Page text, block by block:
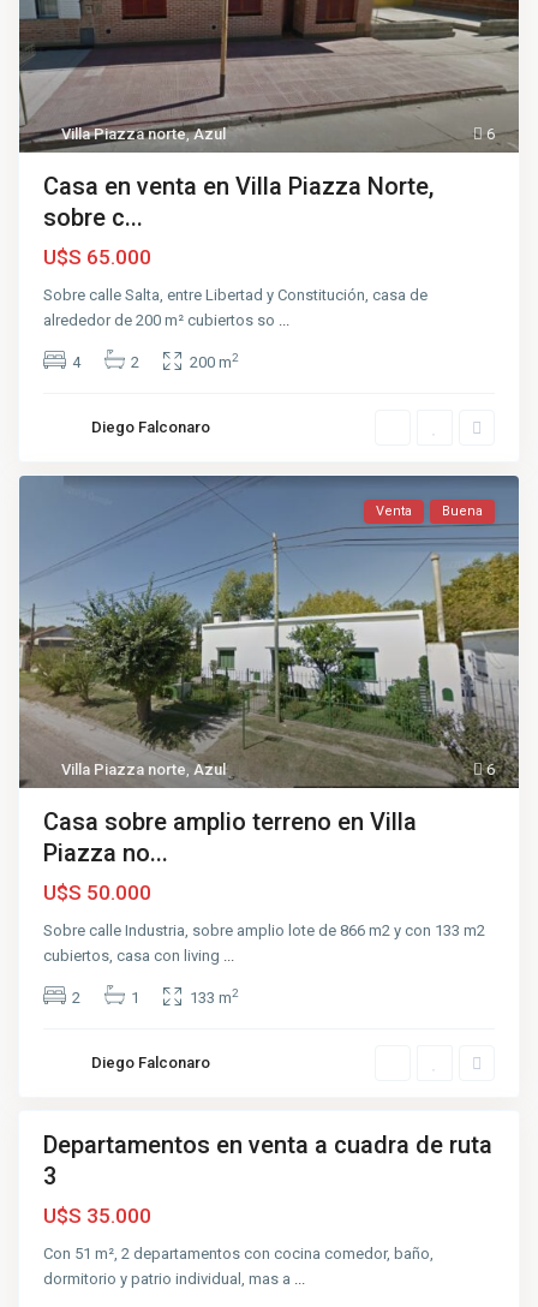
6
Villa Piazza norte,Azul
Casa en venta en Villa Piazza Norte,
sobre c...
U$S 65.000
Sobre calle Salta, entre Libertad y Constitución, casa de
alrededor de 200 m² cubiertos so
4 2 200 m2
Diego Falconaro
6
Villa Piazza norte Azul
Venta Buena
Casa sobre amplio terreno en Villa
Piazza no...
U$S 50.000
Sobre calle Industria, sobre amplio lote de 866 m2 y con 133 m2
cubiertos, casa con living
2 1 133 m2
Diego Falconaro
l
a
P
i
z
a
n
o
t
e
Departamentos en venta a cuadra de ruta
3
U$S 35.000
Con 51 m², 2 departamentos con cocina comedor, baño,
dormitorio y patrio individual, mas a